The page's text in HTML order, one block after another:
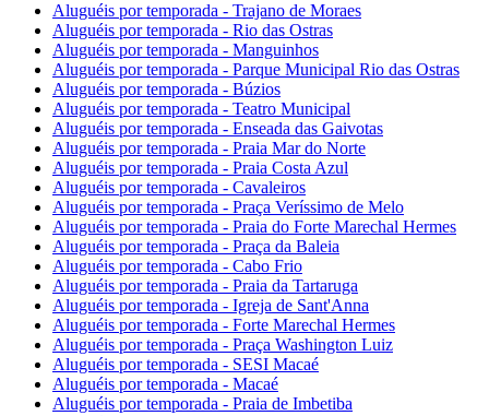
Aluguéis por temporada - Trajano de Moraes
Aluguéis por temporada - Rio das Ostras
Aluguéis por temporada - Manguinhos
Aluguéis por temporada - Parque Municipal Rio das Ostras
Aluguéis por temporada - Búzios
Aluguéis por temporada - Teatro Municipal
Aluguéis por temporada - Enseada das Gaivotas
Aluguéis por temporada - Praia Mar do Norte
Aluguéis por temporada - Praia Costa Azul
Aluguéis por temporada - Cavaleiros
Aluguéis por temporada - Praça Veríssimo de Melo
Aluguéis por temporada - Praia do Forte Marechal Hermes
Aluguéis por temporada - Praça da Baleia
Aluguéis por temporada - Cabo Frio
Aluguéis por temporada - Praia da Tartaruga
Aluguéis por temporada - Igreja de Sant'Anna
Aluguéis por temporada - Forte Marechal Hermes
Aluguéis por temporada - Praça Washington Luiz
Aluguéis por temporada - SESI Macaé
Aluguéis por temporada - Macaé
Aluguéis por temporada - Praia de Imbetiba